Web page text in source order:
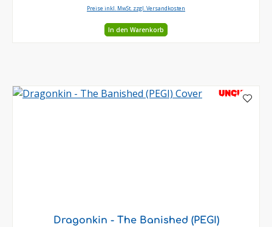
Preise inkl. MwSt. zzgl. Versandkosten
In den Warenkorb
UNCUT
Dragonkin - The Banished (PEGI)